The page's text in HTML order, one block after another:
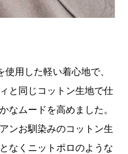
用した軽い着心地で、
と同じコットン生地で仕
なムードを高めました。
ンお馴染みのコットン生
なくニットポロのような